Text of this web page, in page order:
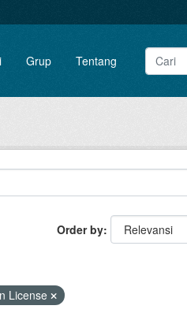
Grup Tentang
Order by
License